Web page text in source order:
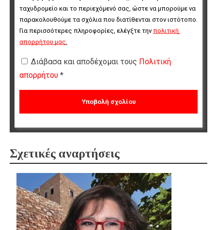
ταχυδρομείο και το περιεχόμενό σας, ώστε να μπορούμε να
παρακολουθούμε τα σχόλια που διατίθενται στον ιστότοπο.
Για περισσότερες πληροφορίες, ελέγξτε την πολιτική
απορρήτου μας
Διάβασα και αποδέχομαι τους Πολιτική
απορρήτου *
Σχετικές αναρτήσεις